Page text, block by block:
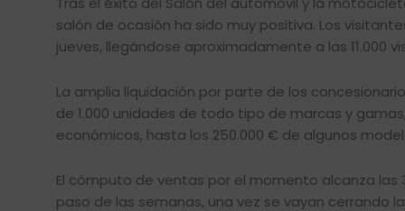
salón de ocasión ha sido muy positiva. Los
jueves, llegándose aproximadamente a las 11.000
La amplia liquidación por parte de los
de 1.000 unidades de todo tipo de marcas y
económicos, hasta los 250.000 € de algunos
El cómputo de ventas por el momento alcanza
paso de las semanas, una vez se vayan